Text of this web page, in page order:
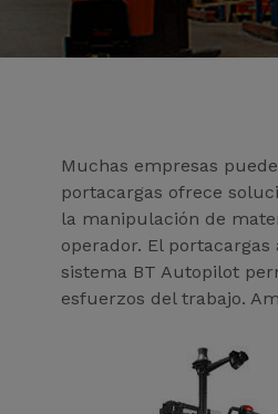
Muchas empresas
portacargas ofrece
la manipulación de
operador. El
sistema BT Autopilot
esfuerzos del trabajo.